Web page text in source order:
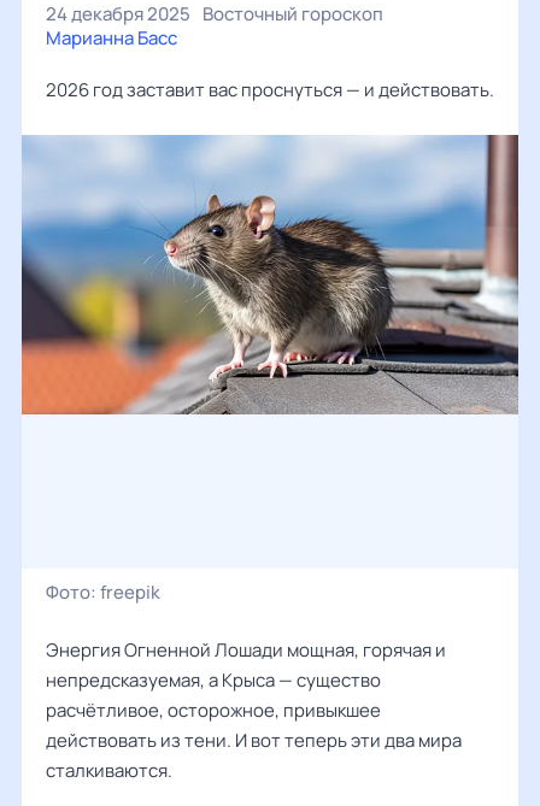
24 декабря 2025 Восточный гороскоп
Марианна Басс
2026 год заставит вас проснуться — и действовать.
Фото: freepik
Энергия Огненной Лошади мощная, горячая и
непредсказуемая, а Крыса — существо
расчётливое, осторожное, привыкшее
действовать из тени. И вот теперь эти два мира
сталкиваются.